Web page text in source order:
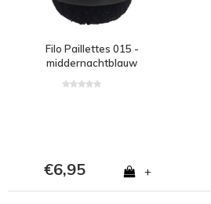
Filo Paillettes 015 -
middernachtblauw
€6,95 +